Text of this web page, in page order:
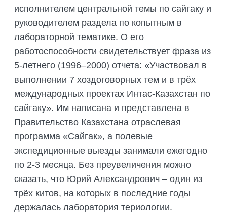
исполнителем центральной темы по сайгаку и
руководителем раздела по копытным в
лабораторной тематике. О его
работоспособности свидетельствует фраза из
5-летнего (1996–2000) отчета: «Участвовал в
выполнении 7 хоздоговорных тем и в трёх
международных проектах Интас-Казахстан по
сайгаку». Им написана и представлена в
Правительство Казахстана отраслевая
программа «Сайгак», а полевые
экспедиционные выезды занимали ежегодно
по 2-3 месяца. Без преувеличения можно
сказать, что Юрий Александрович – один из
трёх китов, на которых в последние годы
держалась лаборатория териологии.